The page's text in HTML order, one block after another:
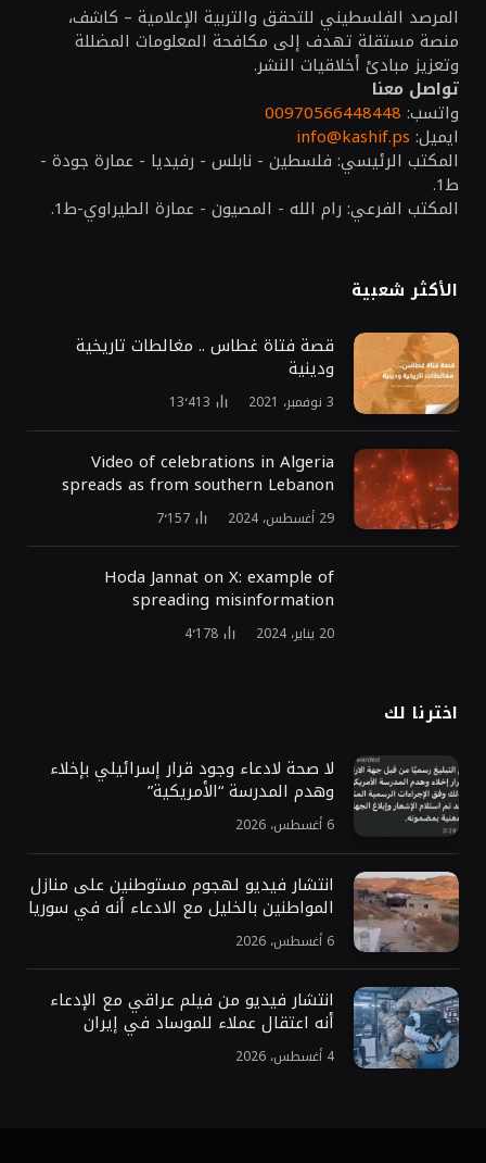
المرصد الفلسطيني للتحقق والتربية الإعلامية – كاشف،
منصة مستقلة تهدف إلى مكافحة المعلومات المضللة
وتعزيز مبادئ أخلاقيات النشر.
تواصل معنا
واتسب: 00970566448448
ايميل: info@kashif.ps
المكتب الرئيسي: فلسطين - نابلس - رفيديا - عمارة جودة -
ط1.
المكتب الفرعي: رام الله - المصيون - عمارة الطيراوي-ط1.
الأكثر شعبية
قصة فتاة غطاس .. مغالطات تاريخية
ودينية
3 نوفمبر، 2021 13٬413
Video of celebrations in Algeria
spreads as from southern Lebanon
29 أغسطس، 2024 7٬157
Hoda Jannat on X: example of
spreading misinformation
20 يناير، 2024 4٬178
اخترنا لك
لا صحة لادعاء وجود قرار إسرائيلي بإخلاء
وهدم المدرسة “الأمريكية”
6 أغسطس، 2026
انتشار فيديو لهجوم مستوطنين على منازل
المواطنين بالخليل مع الادعاء أنه في سوريا
6 أغسطس، 2026
انتشار فيديو من فيلم عراقي مع الإدعاء
أنه اعتقال عملاء للموساد في إيران
4 أغسطس، 2026